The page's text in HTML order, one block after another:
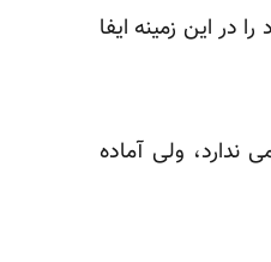
این زمینه ایفا
ندارد، ولی آماده